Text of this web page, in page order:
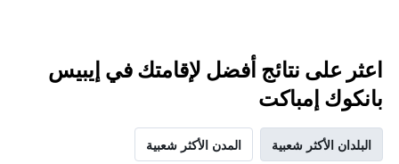
اعثر على نتائج أفضل لإقامتك في إيبيس
بانكوك إمباكت
البلدان الأكثر شعبية المدن الأكثر شعبية